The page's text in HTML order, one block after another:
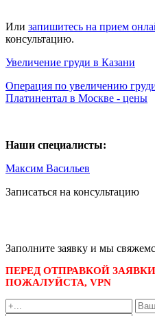
Или запишитесь на прием
консультацию.
Увеличение груди в Казани
Операция по увеличению
Платинентал в Москве - цены
Наши специалисты:
Максим Васильев
Записаться на консультацию
Заполните заявку и мы
ПЕРЕД ОТПРАВКОЙ
ПОЖАЛУЙСТА, VPN